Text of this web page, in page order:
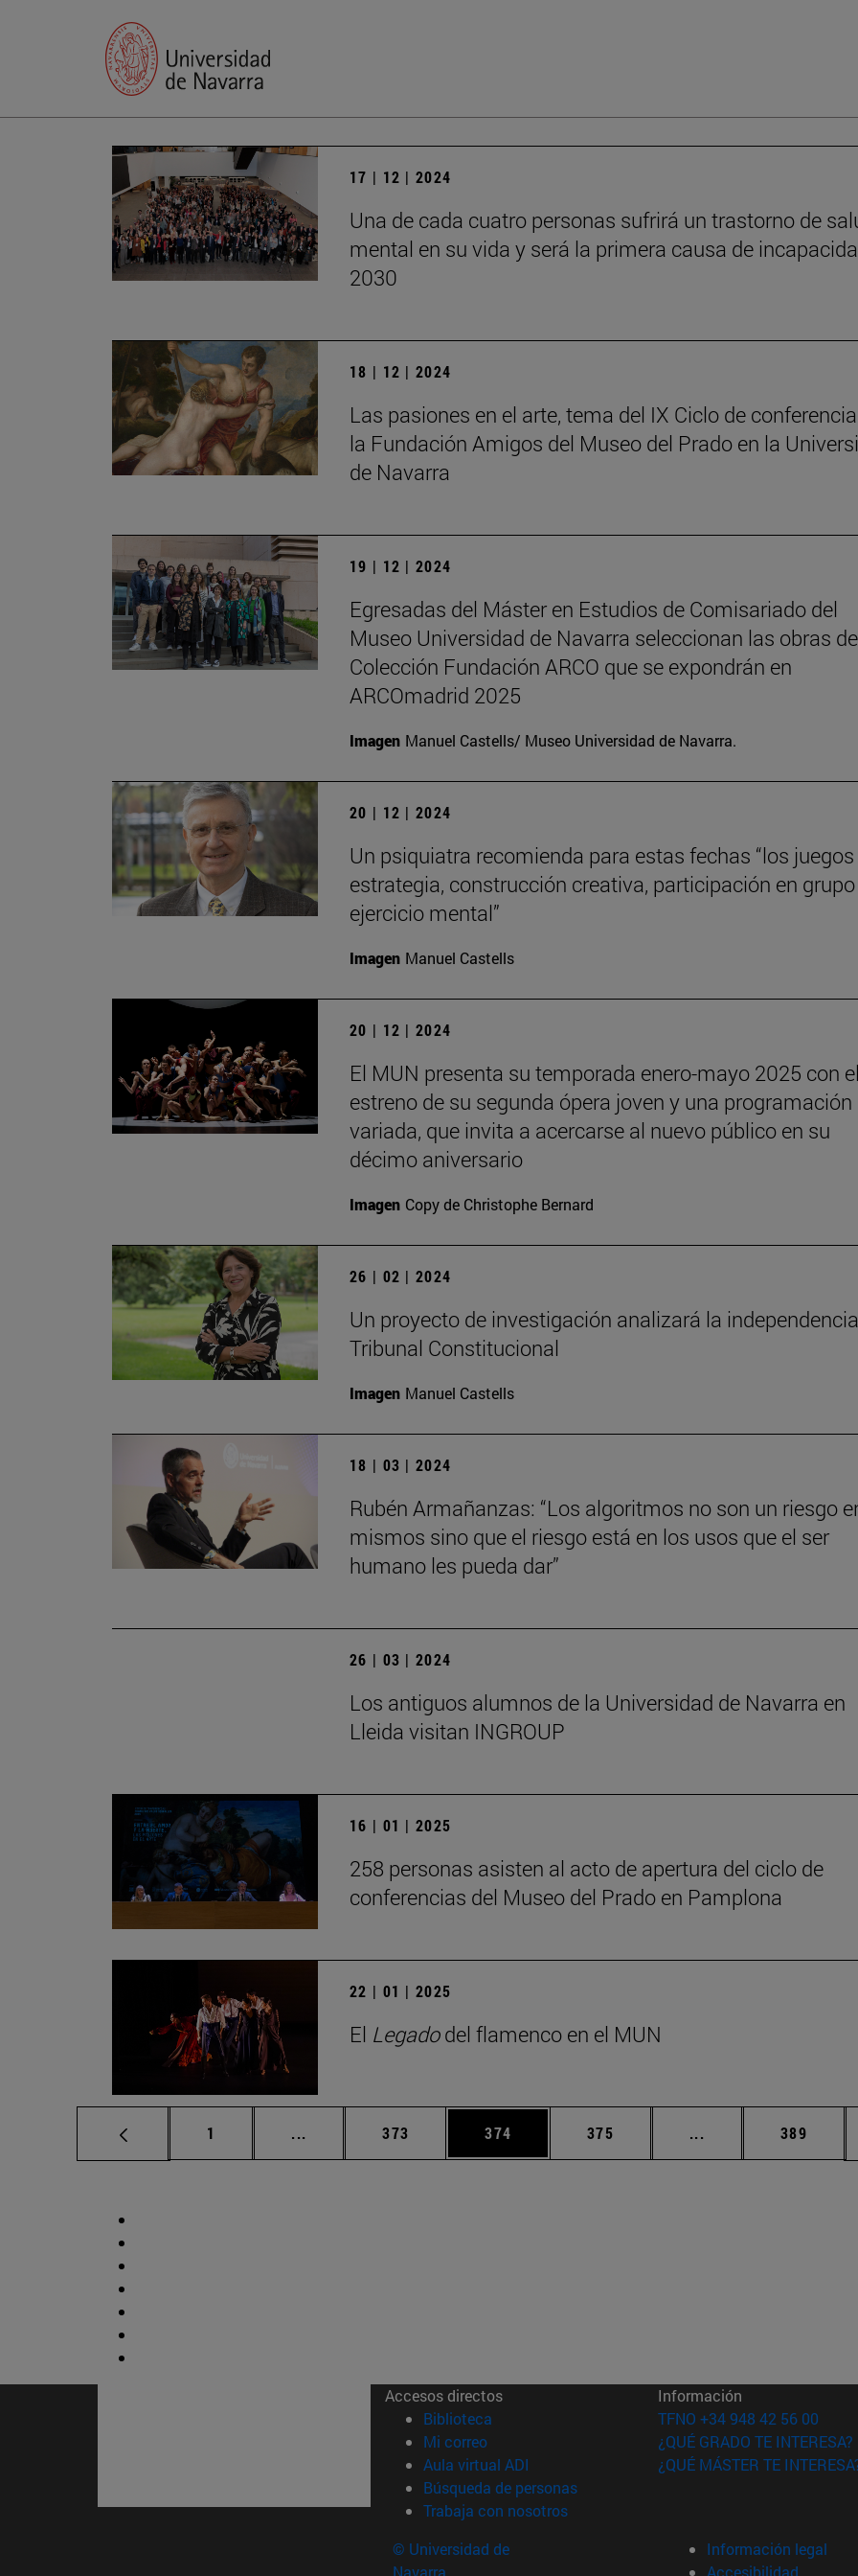
17 | 12 | 2024
Una de cada cuatro personas sufrirá un trastorno de
mental en su vida y será la primera causa de
2030
18 | 12 | 2024
Las pasiones en el arte, tema del IX Ciclo de
la Fundación Amigos del Museo del Prado en la
de Navarra
19 | 12 | 2024
Egresadas del Máster en Estudios de Comisariado del
Museo Universidad de Navarra seleccionan las obras
Colección Fundación ARCO que se expondrán en
ARCOmadrid 2025
Imagen Manuel Castells/ Museo Universidad de Navarra.
20 | 12 | 2024
Un psiquiatra recomienda para estas fechas “los
estrategia, construcción creativa, participación en
ejercicio mental”
Imagen Manuel Castells
20 | 12 | 2024
El MUN presenta su temporada enero-mayo 2025 con
estreno de su segunda ópera joven y una programación
variada, que invita a acercarse al nuevo público en su
décimo aniversario
Imagen Copy de Christophe Bernard
26 | 02 | 2024
Un proyecto de investigación analizará la
Tribunal Constitucional
Imagen Manuel Castells
18 | 03 | 2024
Rubén Armañanzas: “Los algoritmos no son un riesgo
mismos sino que el riesgo está en los usos que el ser
humano les pueda dar”
26 | 03 | 2024
Los antiguos alumnos de la Universidad de Navarra en
Lleida visitan INGROUP
16 | 01 | 2025
258 personas asisten al acto de apertura del ciclo de
conferencias del Museo del Prado en Pamplona
22 | 01 | 2025
El Legadodel flamenco en el MUN
Página
1 ... Páginas intermedias Use TAB para desplazarse.
Página
373 Página
374 Página
375 ... Páginas Página
389
Accesos directos
Biblioteca (abre en nueva ventana)
Mi correo(abre en nueva ventana)
Aula virtual ADI (abre en nueva ventana)
Búsqueda de personas(abre en nueva ventana)
Trabaja con nosotros(abre en nueva ventana)
Información
TFNO +34 948 42 56 00
¿QUÉ GRADO TE INTERESA?
¿QUÉ MÁSTER TE
© Universidad de
Navarra
Información legal
Accesibilidad